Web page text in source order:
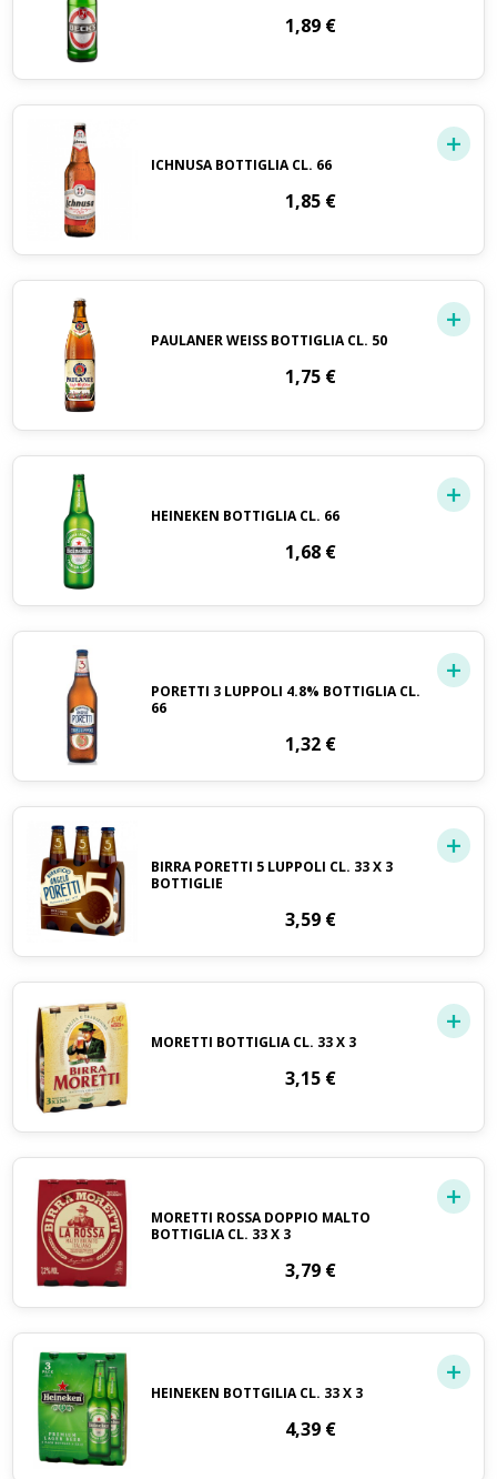
1,89 €
ICHNUSA BOTTIGLIA CL. 66
1,85 €
PAULANER WEISS BOTTIGLIA CL. 50
1,75 €
HEINEKEN BOTTIGLIA CL. 66
1,68 €
PORETTI 3 LUPPOLI 4.8% BOTTIGLIA CL.
66
1,32 €
BIRRA PORETTI 5 LUPPOLI CL. 33 X 3
BOTTIGLIE
3,59 €
MORETTI BOTTIGLIA CL. 33 X 3
3,15 €
MORETTI ROSSA DOPPIO MALTO
BOTTIGLIA CL. 33 X 3
3,79 €
HEINEKEN BOTTGILIA CL. 33 X 3
4,39 €